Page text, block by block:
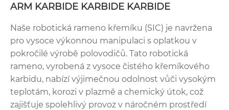
ARM KARBIDE KARBIDE KARBIDE
Naše robotická rameno křemíku (SIC) je navržena
pro vysoce výkonnou manipulaci s oplatkou v
pokročilé výrobě polovodičů. Tato robotická
rameno, vyrobená z vysoce čistého křemíkového
karbidu, nabízí výjimečnou odolnost vůči vysokým
teplotám, korozi v plazmě a chemický útok, což
zajišťuje spolehlivý provoz v náročném prostředí